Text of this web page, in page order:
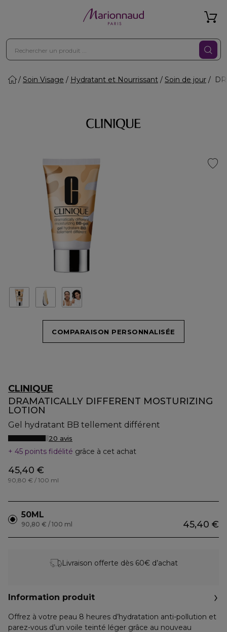
Soin Visage Hydratant et Nourrissant Soin de jour
COMPARAISON PERSONNALISÉE
CLINIQUE
DRAMATICALLY DIFFERENT MOSTURIZING
LOTION
Gel hydratant BB tellement différent
20 avis
45 points fidélité grâce à cet achat
45,40 €
90,80 € / 100 ml
50ML
45,40 €
90,80 € / 100 ml
Livraison offerte dès 60€ d’achat
Information produit
Offrez à votre peau 8 heures d’hydratation anti-pollution et
parez-vous d’un voile teinté léger grâce au nouveau